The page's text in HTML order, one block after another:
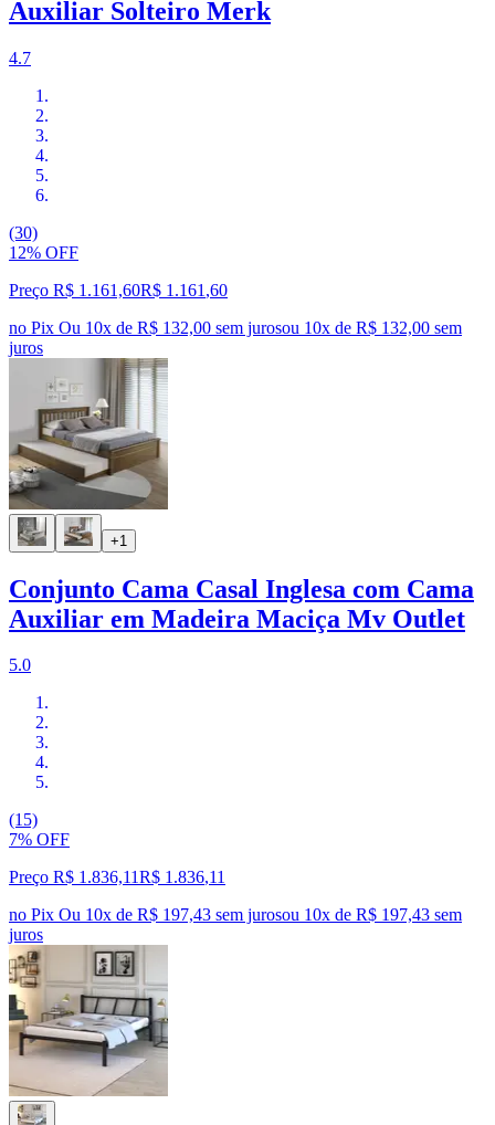
Auxiliar Solteiro Merk
4.7
(30)
12% OFF
Preço R$ 1.161,60R$ 1.161 ,60
no Pix Ou 10x de R$ 132,00 sem jurosou 10x de R$ 132,00 sem
juros
+1
Conjunto Cama Casal Inglesa com Cama
Auxiliar em Madeira Maciça Mv Outlet
5.0
(15)
7% OFF
Preço R$ 1.836,11R$ 1.836,11
no Pix Ou 10x de R$ 197,43 sem jurosou 10x de R$ 197,43 sem
juros